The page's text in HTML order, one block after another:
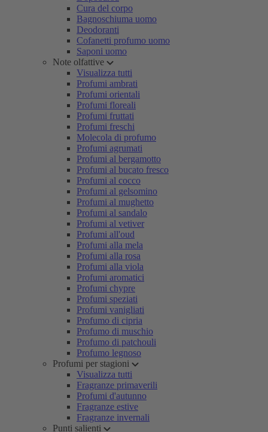
Cura del corpo
Bagnoschiuma uomo
Deodoranti
Cofanetti profumo uomo
Saponi uomo
Note olfattive
Visualizza tutti
Profumi ambrati
Profumi orientali
Profumi floreali
Profumi fruttati
Profumi freschi
Molecola di profumo
Profumi agrumati
Profumi al bergamotto
Profumi al bucato fresco
Profumi al cocco
Profumi al gelsomino
Profumi al mughetto
Profumi al sandalo
Profumi al vetiver
Profumi all'oud
Profumi alla mela
Profumi alla rosa
Profumi alla viola
Profumi aromatici
Profumi chypre
Profumi speziati
Profumi vanigliati
Profumo di cipria
Profumo di muschio
Profumo di patchouli
Profumo legnoso
Profumi per stagioni
Visualizza tutti
Fragranze primaverili
Profumi d'autunno
Fragranze estive
Fragranze invernali
Punti salienti